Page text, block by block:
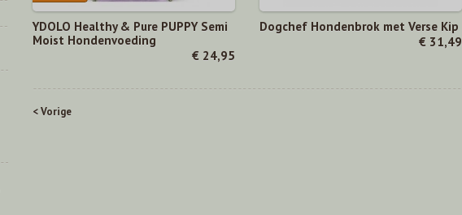
YDOLO Healthy & Pure PUPPY Semi
Moist Hondenvoeding
€ 24,95
Dogchef Hondenbrok met Verse Kip
€ 31,49
< Vorige